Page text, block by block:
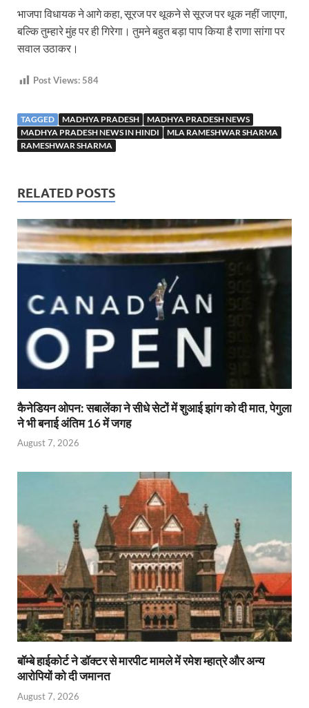
भाजपा विधायक ने आगे कहा, सूरज पर थूकने से सूरज पर थूक नहीं जाएगा,
बल्कि तुम्हारे मुंह पर ही गिरेगा। तुमने बहुत बड़ा पाप किया है राणा सांगा पर
सवाल उठाकर।
Post Views: 584
TAGGED MADHYA PRADESH
MADHYA PRADESH NEWS
MADHYA PRADESH NEWS IN HINDI
MLA RAMESHWAR SHARMA
RAMESHWAR SHARMA
RELATED POSTS
कैनेडियन ओपन: सबालेंका ने सीधे सेटों में शुआई झांग को दी मात, पेगुला
ने भी बनाई अंतिम 16 में जगह
August 7, 2026
बॉम्बे हाईकोर्ट ने डॉक्टर से मारपीट मामले में रमेश म्हात्रे और अन्य
आरोपियों को दी जमानत
August 7, 2026